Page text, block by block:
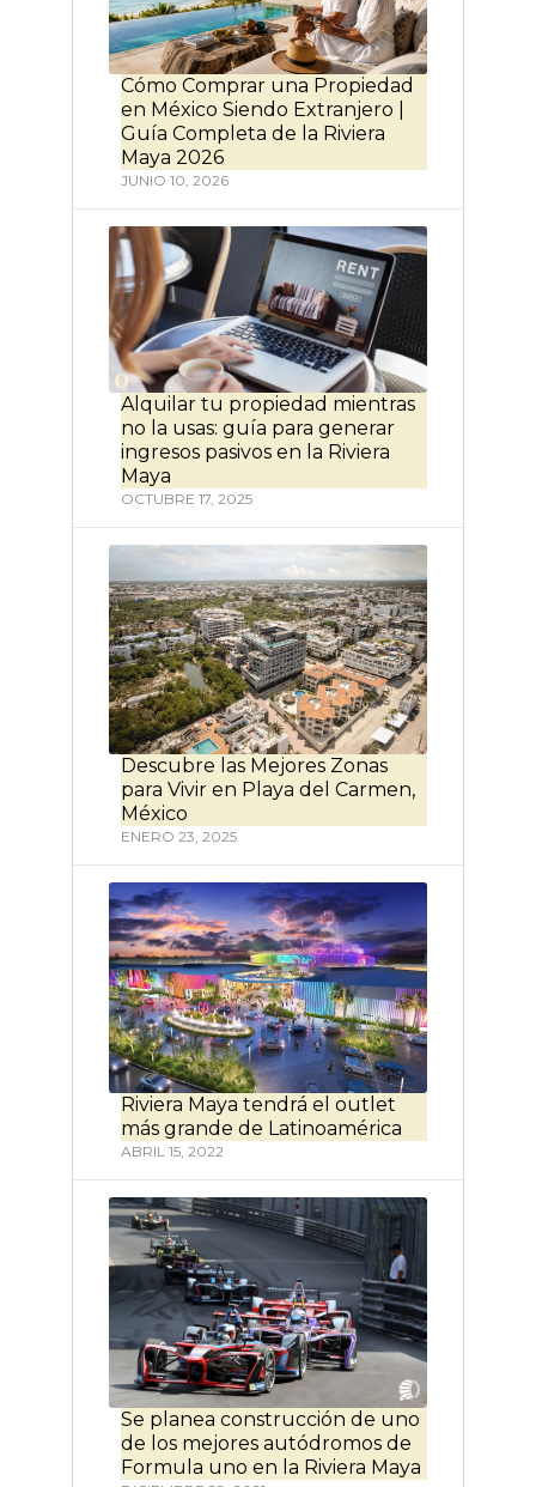
Cómo Comprar una Propiedad
en México Siendo Extranjero |
Guía Completa de la Riviera
Maya 2026
JUNIO 10, 2026
Alquilar tu propiedad mientras
no la usas: guía para generar
ingresos pasivos en la Riviera
Maya
OCTUBRE 17, 2025
Descubre las Mejores Zonas
para Vivir en Playa del Carmen,
México
ENERO 23, 2025
Riviera Maya tendrá el outlet
más grande de Latinoamérica
ABRIL 15, 2022
Se planea construcción de uno
de los mejores autódromos de
Formula uno en la Riviera Maya